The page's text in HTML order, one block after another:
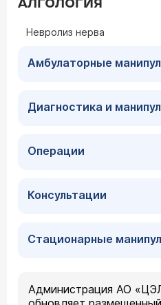
АЛГОЛОГИЯ
Невролиз нерва
Амбулаторные
Диагностика и
Операции
Консультации
Стационарные
Администрация АО